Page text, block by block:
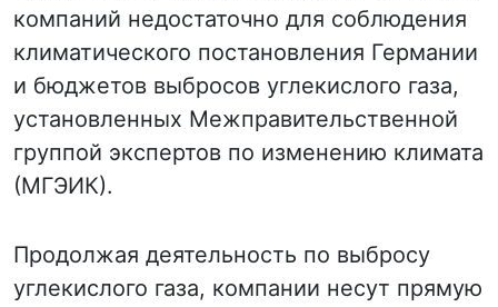
компаний недостаточно для соблюдения
климатического постановления Германии
и бюджетов выбросов углекислого газа,
установленных Межправительственной
группой экспертов по изменению климата
(МГЭИК).
Продолжая деятельность по выбросу
углекислого газа, компании несут прямую